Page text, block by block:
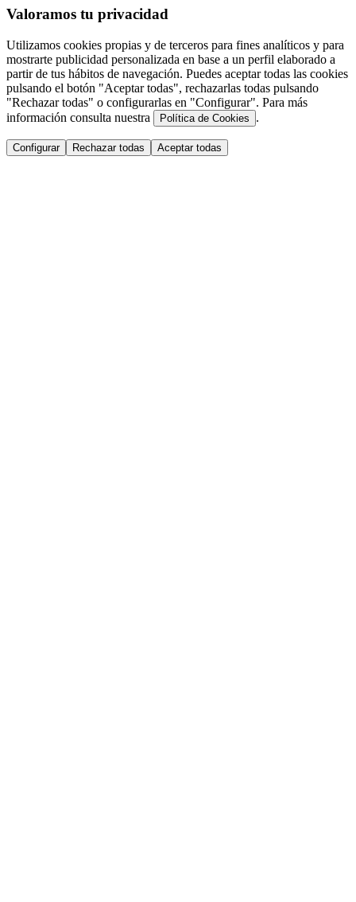
Valoramos tu privacidad
Utilizamos cookies propias y de terceros para fines analíticos y para
mostrarte publicidad personalizada en base a un perfil elaborado a
partir de tus hábitos de navegación. Puedes aceptar todas las cookies
pulsando el botón "Aceptar todas", rechazarlas todas pulsando
"Rechazar todas" o configurarlas en "Configurar". Para más
información consulta nuestra
Política de Cookies .
Configurar Rechazar todas Aceptar todas